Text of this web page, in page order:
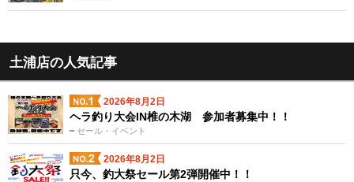
土浦店の人気記事
2026年8月2日
セール・イベント
ヘラ釣り大会IN椎の木湖 参加者募集中！！
2026年8月2日
只今、釣大祭セール第2弾開催中！！